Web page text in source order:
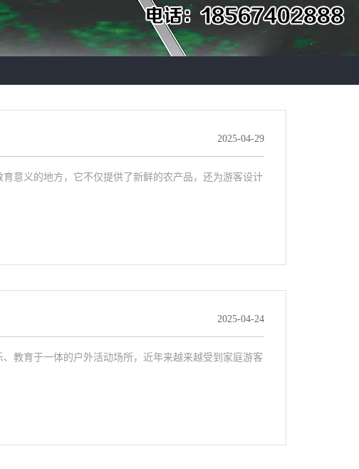
2025-04-29
意义的地方，它不仅提供了新鲜的农产品，还为游客设计
2025-04-24
教育于一体的户外活动场所，近年来越来越受到家庭游客